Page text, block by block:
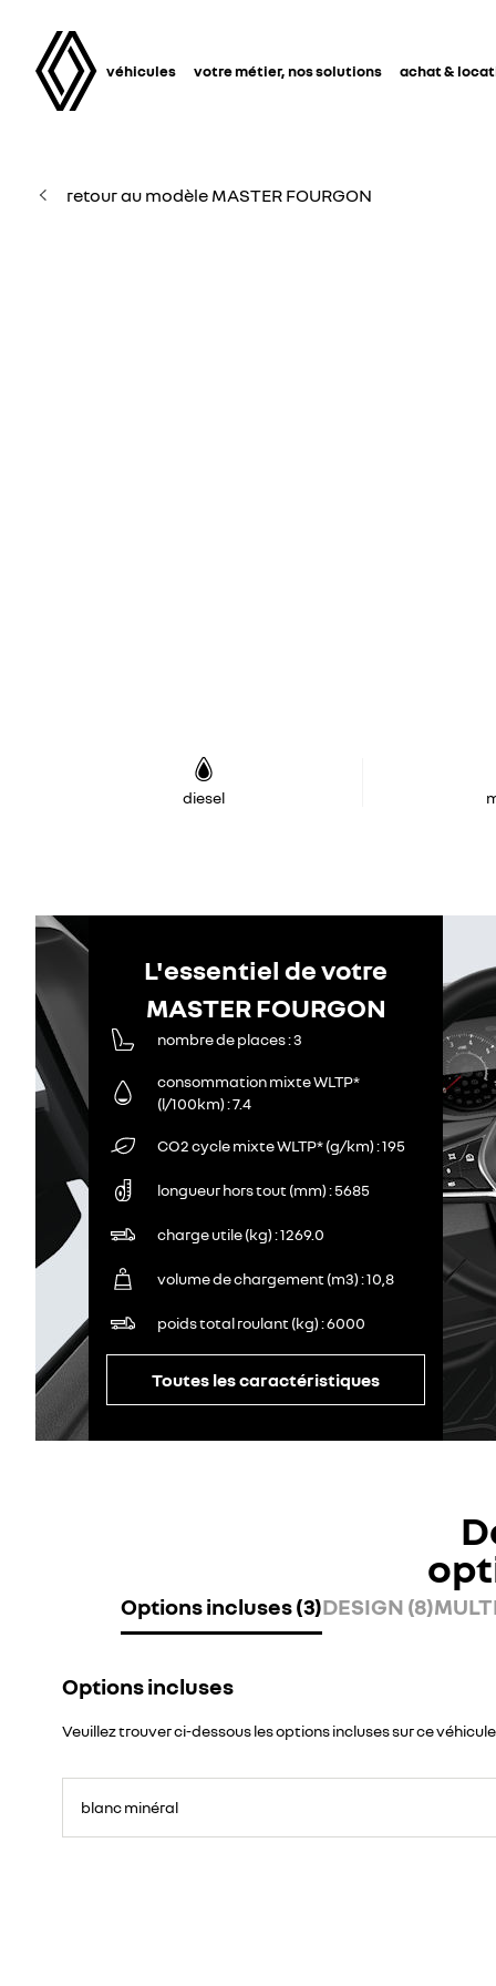
véhicules votre métier, nos solutions achat &
retour au modèle MASTER FOURGON
diesel
L'essentiel de votre
MASTER FOURGON
nombre de places 3
consommation mixte WLTP*
(l/100km) 7.4
CO2 cycle mixte WLTP* (g/km) 195
longueur hors tout (mm) 5685
charge utile (kg) 1269.0
volume de chargement (m3) 10,8
poids total roulant (kg) 6000
Toutes les caractéristiques
Options incluses (3)DESIGN (8)
Options incluses
Veuillez trouver ci-dessous les options incluses sur ce véhicule
blanc minéral